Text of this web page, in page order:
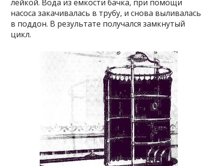
лейкой. Вода из емкости бачка, при помощи
насоса закачивалась в трубу, и снова выливалась
в поддон. В результате получался замкнутый
цикл.